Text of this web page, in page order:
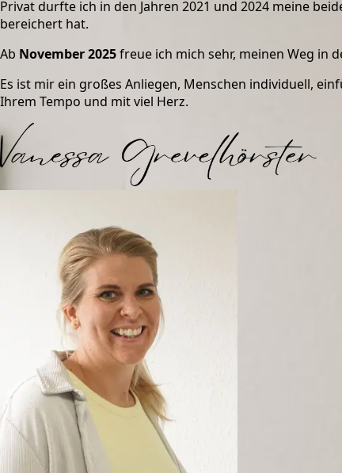
Privat durfte ich in den Jahren 2021 und 2024 meine
bereichert hat.
Ab November 2025freue ich mich sehr, meinen Weg in
Es ist mir ein großes Anliegen, Menschen individuell,
Ihrem Tempo und mit viel Herz.